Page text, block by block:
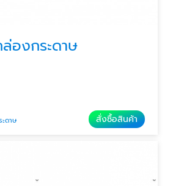
องกระดาษ
ดาษ สั่งซื้อสินค้า